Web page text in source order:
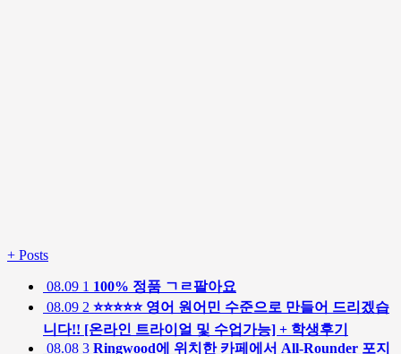
+ Posts
08.09 1 100% 정품 ㄱㄹ팔아요
08.09 2 ⭐⭐⭐⭐⭐ 영어 원어민 수준으로 만들어 드리겠습
니다!! [온라인 트라이얼 및 수업가능] + 학생후기
08.08 3 Ringwood에 위치한 카페에서 All-Rounder 포지